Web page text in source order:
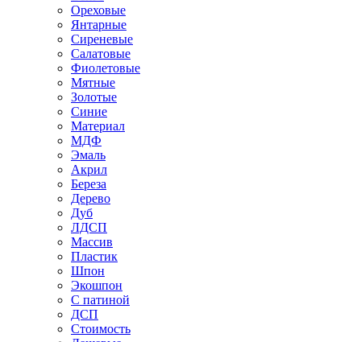
Ореховые
Янтарные
Сиреневые
Салатовые
Фиолетовые
Мятные
Золотые
Синие
Материал
МДФ
Эмаль
Акрил
Береза
Дерево
Дуб
ЛДСП
Массив
Пластик
Шпон
Экошпон
С патиной
ДСП
Стоимость